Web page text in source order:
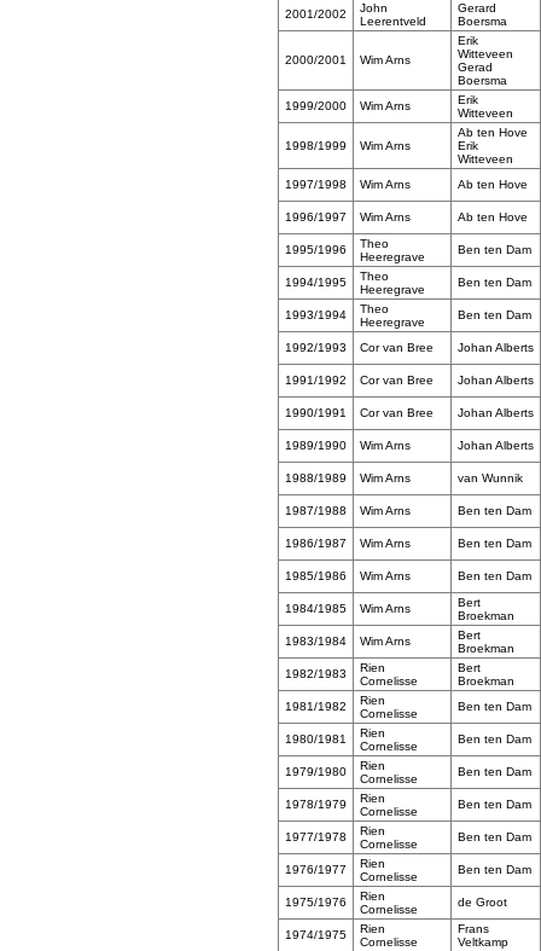
2001/2002
John
Leerentveld
Gerard
Boersma
2000/2001 Wim Arns
Erik
Witteveen
Gerad
Boersma
1999/2000
Wim Arns
Erik
Witteveen
1998/1999 Wim Arns
Ab ten Hove
Erik
Witteveen
1997/1998
Wim Arns Ab ten Hove
1996/1997 Wim Arns Ab ten Hove
1995/1996
Theo
Heeregrave
Ben ten Dam
1994/1995
Theo
Heeregrave
Ben ten Dam
1993/1994
Theo
Heeregrave
Ben ten Dam
1992/1993 Cor van Bree Johan Alberts
1991/1992 Cor van Bree Johan Alberts
1990/1991 Cor van Bree Johan Alberts
1989/1990 Wim Arns Johan Alberts
1988/1989 Wim Arns van Wunnik
1987/1988 Wim Arns Ben ten Dam
1986/1987 Wim Arns Ben ten Dam
1985/1986 Wim Arns Ben ten Dam
1984/1985 Wim Arns
Bert
Broekman
1983/1984
Wim Arns
Bert
Broekman
1982/1983
Rien
Cornelisse
Bert
Broekman
1981/1982
Rien
Cornelisse
Ben ten Dam
1980/1981
Rien
Cornelisse
Ben ten Dam
1979/1980
Rien
Cornelisse
Ben ten Dam
1978/1979
Rien
Cornelisse
Ben ten Dam
1977/1978
Rien
Cornelisse
Ben ten Dam
1976/1977
Rien
Cornelisse
Ben ten Dam
1975/1976
Rien
Cornelisse
de Groot
1974/1975
Rien
Cornelisse
Frans
Veltkamp